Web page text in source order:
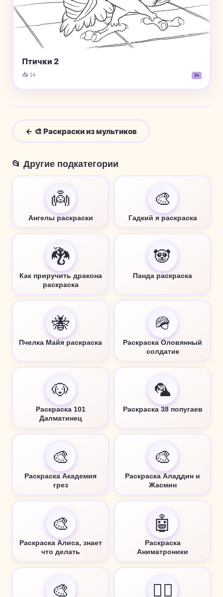
Птички 2
📥 14 7+
← 🎨 Раскраски из мультиков
📂 Другие подкатегории
👼
Ангелы раскраски
🎨
Гадкий я раскраска
🐉
Как приручить дракона
раскраска
🐼
Панда раскраска
🐝
Пчелка Майя раскраска
🪖
Раскраска Оловянный
солдатик
🐶
Раскраска 101
Далматинец
🦜
Раскраска 38 попугаев
🎨
Раскраска Академия
грез
🎨
Раскраска Аладдин и
Жасмин
🎨
Раскраска Алиса, знает
что делать
🤖
Раскраска
Аниматроники
🎨 🧜‍♀️